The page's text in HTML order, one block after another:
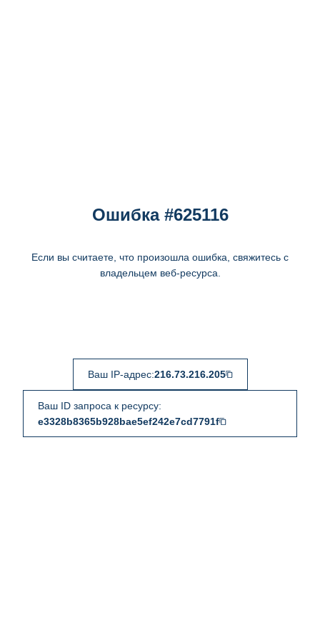
Ошибка #625116
Если вы считаете, что произошла ошибка, свяжитесь с
владельцем веб-ресурса.
Ваш IP-адрес:216.73.216.205
Ваш ID запроса к ресурсу:
e3328b8365b928bae5ef242e7cd7791f